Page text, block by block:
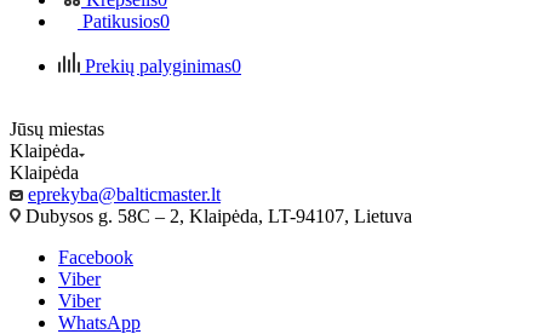
Patikusios0
Prekių palyginimas0
Jūsų miestas
Klaipėda
Klaipėda
eprekyba@balticmaster.lt
Dubysos g. 58C – 2, Klaipėda, LT-94107, Lietuva
Facebook
Viber
Viber
WhatsApp